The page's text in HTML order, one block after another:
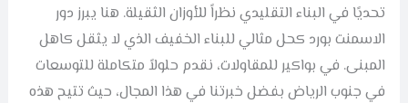
تحديًا في البناء التقليدي نظراً للأوزان الثقيلة. هنا يبرز دور
الاسمنت بورد كحل مثالي للبناء الخفيف الذي لا يثقل كاهل
المبنى. في بواكير للمقاولات، نقدم حلولاً متكاملة للتوسعات
في جنوب الرياض بفضل خبرتنا في هذا المجال، حيث تتيح هذه